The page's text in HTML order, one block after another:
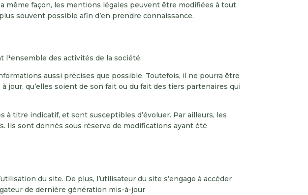
même façon, les mentions légales peuvent être modifiées à tout
souvent possible afin d’en prendre connaissance.
des activités de la société.
aussi précises que possible. Toutefois, il ne pourra être
jour, qu’elles soient de son fait ou du fait des tiers partenaires qui
à titre indicatif, et sont susceptibles d’évoluer. Par ailleurs, les
Ils sont donnés sous réserve de modifications ayant été
du site. De plus, l’utilisateur du site s’engage à accéder
de dernière génération mis-à-jour